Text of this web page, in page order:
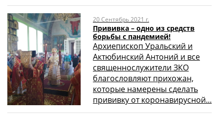
20 Сентябрь 2021 г.
Прививка – одно из средств
борьбы с пандемией!
Архиепископ Уральский и
Актюбинский Антоний и все
священнослужители ЗКО
благословляют прихожан,
которые намерены сделать
прививку от коронавирусной...